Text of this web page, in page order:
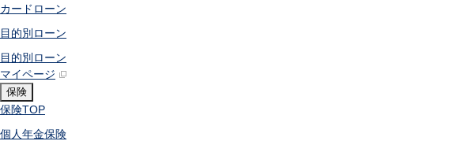
カードローン
目的別ローン
目的別ローン
マイページ
保険
保険TOP
個人年金保険